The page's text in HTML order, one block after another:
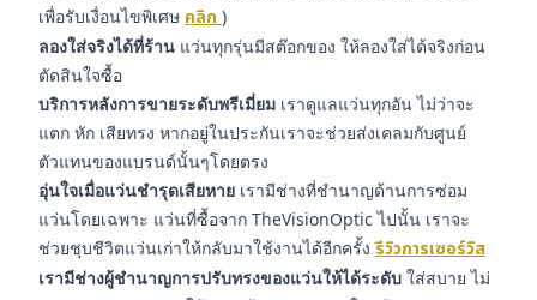
เพื่อรับเงื่อนไขพิเศษ คลิก )
ลองใส่จริงได้ที่ร้าน แว่นทุกรุ่นมีสต๊อกของ ให้ลองใส่ได้จริงก่อน
ตัดสินใจซื้อ
บริการหลังการขายระดับพรีเมี่ยม เราดูแลแว่นทุกอัน ไม่ว่าจะ
แตก หัก เสียทรง หากอยู่ในประกันเราจะช่วยส่งเคลมกับศูนย์
ตัวแทนของแบรนด์นั้นๆโดยตรง
อุ่นใจเมื่อแว่นชำรุดเสียหาย เรามีช่างที่ชำนาญด้านการซ่อม
แว่นโดยเฉพาะ แว่นที่ซื้อจาก TheVisionOptic ไปนั้น เราจะ
ช่วยชุบชีวิตแว่นเก่าให้กลับมาใช้งานได้อีกครั้งรีวิวการเซอร์วิส
เรามีช่างผู้ชำนาญการปรับทรงของแว่นให้ได้ระดับ ใส่สบาย ไม่